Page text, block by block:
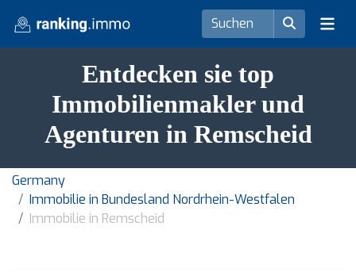
Entdecken sie top
Immobilienmakler und
Agenturen in Remscheid
Germany
Immobilie in Bundesland Nordrhein-Westfalen
Immobilie in Remscheid